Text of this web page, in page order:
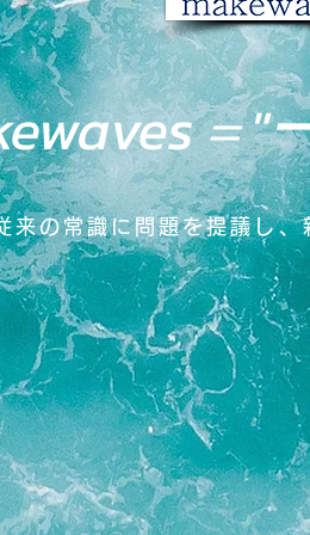
＝"
来の常識に問題を提議し